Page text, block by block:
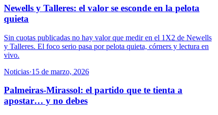
Newells y Talleres: el valor se esconde en la pelota
quieta
Sin cuotas publicadas no hay valor que medir en el 1X2 de Newells
y Talleres. El foco serio pasa por pelota quieta, córners y lectura en
vivo.
Noticias·15 de marzo, 2026
Palmeiras-Mirassol: el partido que te tienta a
apostar… y no debes